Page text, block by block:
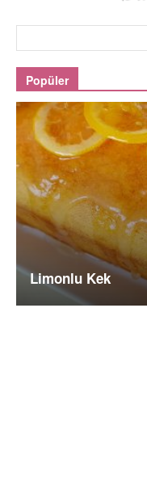
Popüler
Limonlu Kek